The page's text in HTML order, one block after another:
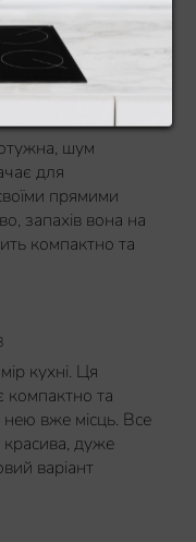
кухонна
white 60
шум
для
прямими
запахів вона на
компактно та
кухні. Ця
компактно та
вже місць. Все
дуже
варіант